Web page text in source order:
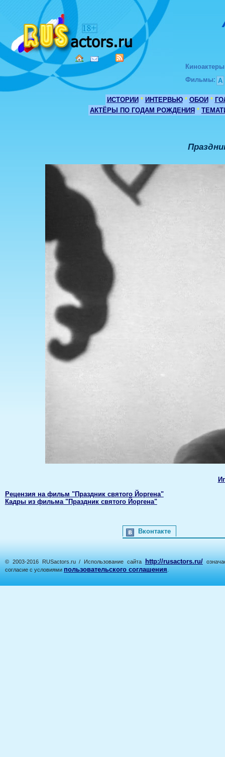
Киноактеры
Фильмы: А
ИСТОРИИ * ИНТЕРВЬЮ * ОБОИ *
АКТЁРЫ ПО ГОДАМ РОЖДЕНИЯ *
Рецензия на фильм "Праздник святого Йоргена"
Кадры из фильма "Праздник святого Йоргена"
Вконтакте
© 2003-2016 RUSactors.ru / Использование сайта http://rusactors.ru/
согласие с условиями пользовательского соглашения